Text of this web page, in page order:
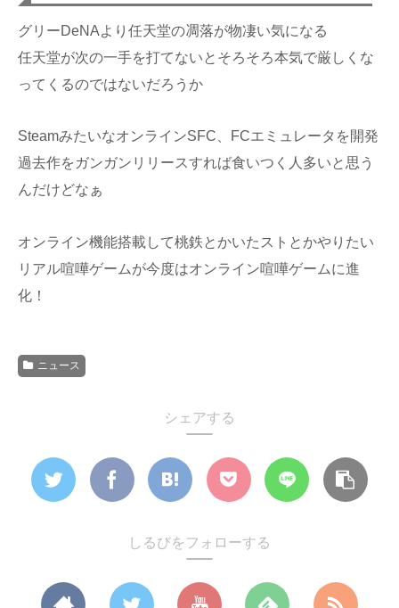
グリーDeNAより任天堂の凋落が物凄い気になる
任天堂が次の一手を打てないとそろそろ本気で厳しくな
ってくるのではないだろうか
SteamみたいなオンラインSFC、FCエミュレータを開発
過去作をガンガンリリースすれば食いつく人多いと思う
んだけどなぁ
オンライン機能搭載して桃鉄とかいたストとかやりたい
リアル喧嘩ゲームが今度はオンライン喧嘩ゲームに進
化！
ニュース
シェアする
しるびをフォローする